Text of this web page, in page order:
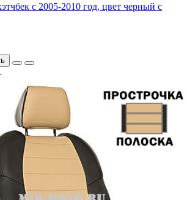
с 2005-2010 год, цвет черный с